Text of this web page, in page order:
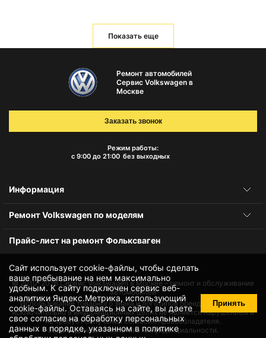
Показать еще
Сайт использует cookie-файлы, чтобы сделать
ваше пребывание на нем максимально
удобным. К cайту подключен сервис веб-
аналитики Яндекс.Метрика, использующий
cookie-файлы. Оставаясь на сайте, вы даете
своесогласие на обработку персональных
данных в порядке, указанном в политике
Принять
Ремонт автомобилей
Сервис Volkswagen в
Москве
Режим работы:
с 9:00 до 21:00 без выходных
Заказать звонок
Информация
Ремонт Volkswagen по моделям
Прайс-лист на ремонт Фольксваген
© 2010-2026Сервис Volkswagen в Москве – ремонт и обслуживание
автомобилей
Использование товарного знака и логотипов бренда происходит
исключительно в информационных целях не является нарушением и
не требует получения согласия правообладателя.
Защита данных и политика конфиденциальности.